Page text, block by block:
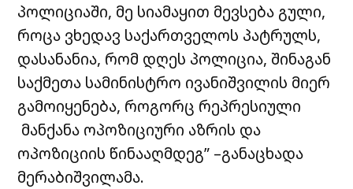
პოლიციაში, მე სიამაყით მევსება გული,
როცა ვხედავ საქართველოს პატრულს,
დასანანია, რომ დღეს პოლიცია, შინაგან
საქმეთა სამინისტრო ივანიშვილის მიერ
გამოიყენება, როგორც რეპრესიული
მანქანა ოპოზიციური აზრის და
ოპოზიციის წინააღმდეგ” –განაცხადა
მერაბიშვილამა.